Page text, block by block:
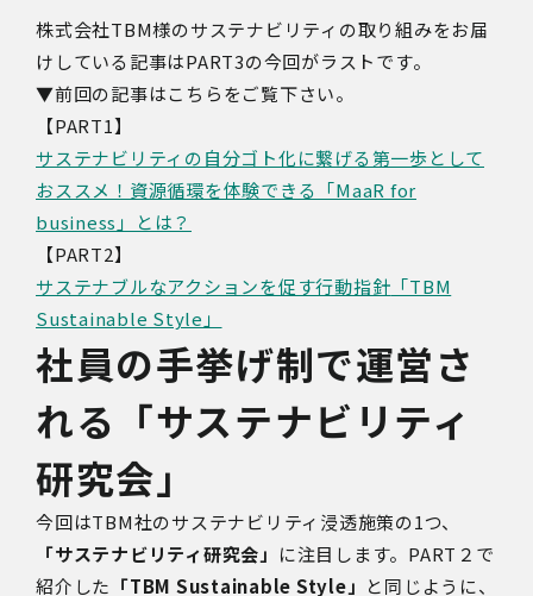
株式会社TBM様のサステナビリティの取り組みをお届
けしている記事はPART3の今回がラストです。
▼前回の記事はこちらをご覧下さい。
【PART1】
サステナビリティの自分ゴト化に繋げる第一歩として
おススメ！資源循環を体験できる「MaaR for
business」とは？
【PART2】
サステナブルなアクションを促す行動指針 「TBM
Sustainable Style」
社員の手挙げ制で運営さ
れる「サステナビリティ
研究会」
今回はTBM社のサステナビリティ浸透施策の1つ、
「サステナビリティ研究会」 に注目します。PART２で
紹介した 「TBM Sustainable Style」 と同じように、